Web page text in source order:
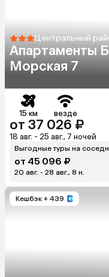
Центральный
Апартаменты
Морская 7
15 км везде
от 37 026 ₽
18 авг. - 25 авг., 7 ночей
Выгодные туры на
от 45 096 ₽
20 авг. - 28 авг., 8 н.
Кешбэк + 439